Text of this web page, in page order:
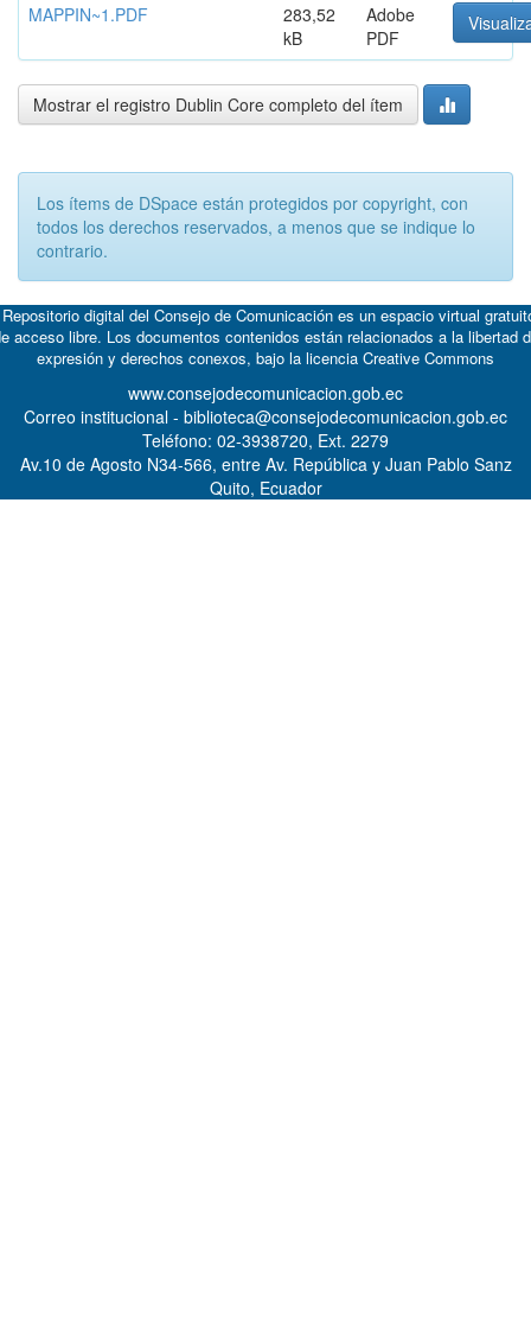
MAPPIN~1.PDF
283,52
kB
Adobe
PDF
Mostrar el registro Dublin Core completo del ítem
Los ítems de DSpace están protegidos por copyright, con
todos los derechos reservados, a menos que se indique lo
contrario.
digital del Consejo de Comunicación es un espacio virtual
acceso libre. Los documentos contenidos están relacionados a la libertad
expresión y derechos conexos, bajo la licencia Creative Commons
www.consejodecomunicacion.gob.ec
Correo institucional - biblioteca@consejodecomunicacion.gob.ec
Teléfono: 02-3938720, Ext. 2279
Av.10 de Agosto N34-566, entre Av. República y Juan Pablo Sanz
Quito, Ecuador